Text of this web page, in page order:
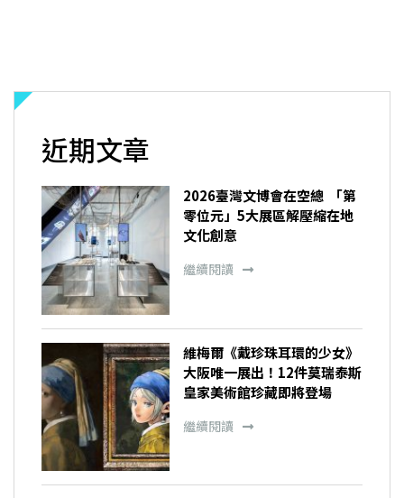
近期文章
2026臺灣文博會在空總 「第
零位元」5大展區解壓縮在地
文化創意
繼續閱讀
維梅爾《戴珍珠耳環的少女》
大阪唯一展出！12件莫瑞泰斯
皇家美術館珍藏即將登場
繼續閱讀